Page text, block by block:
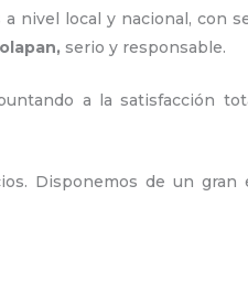
nivel local y nacional, con
serio y responsable.
a la satisfacción
Disponemos de un gran